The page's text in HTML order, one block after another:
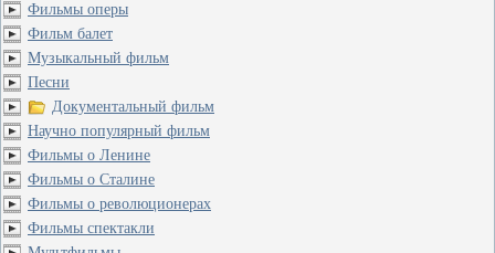
Фильмы оперы
Фильм балет
Музыкальный фильм
Песни
Документальный фильм
Научно популярный фильм
Фильмы о Ленине
Фильмы о Сталине
Фильмы о революционерах
Фильмы спектакли